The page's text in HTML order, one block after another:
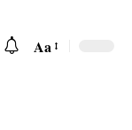
Aa